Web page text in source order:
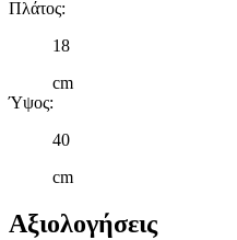
Πλάτος:
18
cm
Ύψος:
40
cm
Αξιολογήσεις